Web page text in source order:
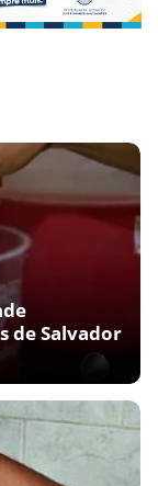
de Salvador